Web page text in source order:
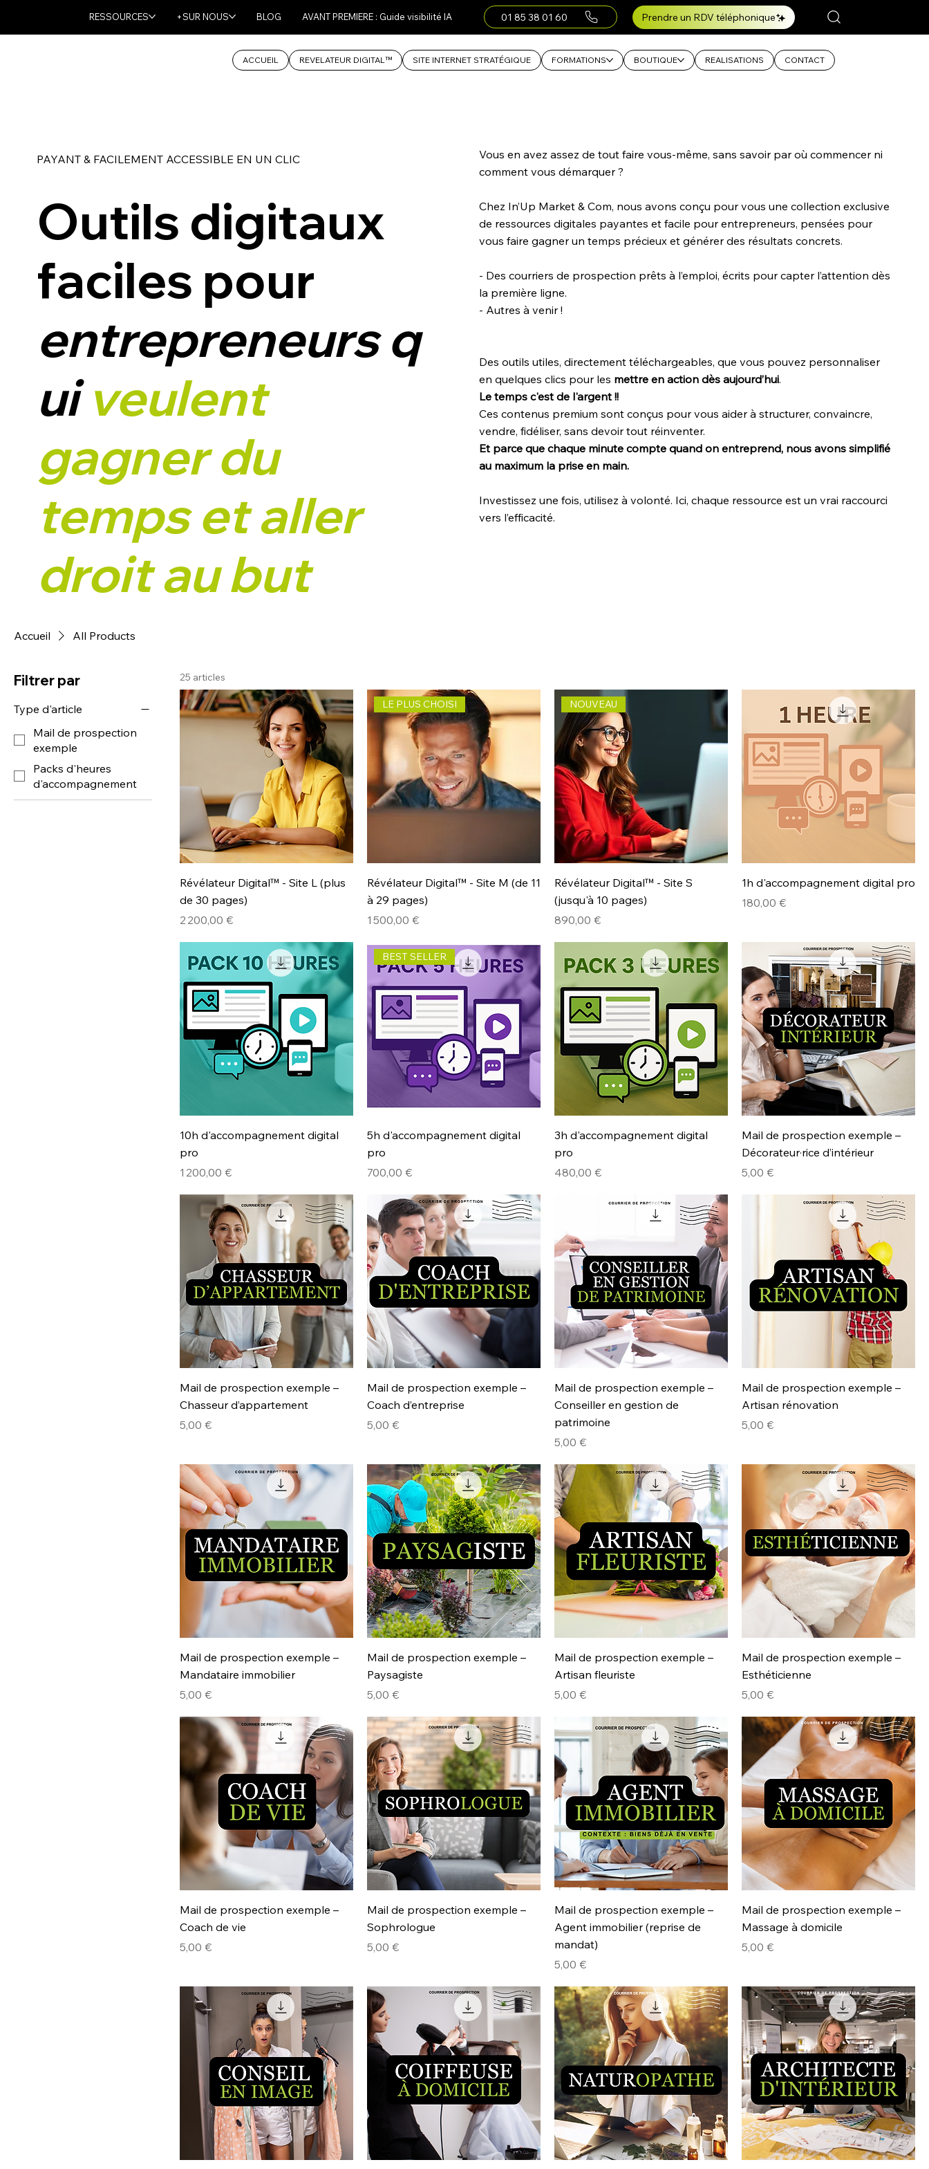
ACCUEIL REVELATEUR DIGITAL™ SITE INTERNET STRATÉGIQUE FORMATIONS BOUTIQUE REALISATIONS CONTACT
RESSOURCES +SUR NOUS BLOG AVANT PREMIERE : Guide visibilité IA 01 85 38 01 60 Prendre un RDV téléphonique
PAYANT & FACILEMENT ACCESSIBLE EN UN CLIC
Outils digitaux
faciles pour
entrepreneurs q
uiveulent
gagner du
temps et aller
droit au but
Vous en avez assez de tout faire vous-même, sans savoir par où commencer ni
comment vous démarquer ?
Chez In’Up Market & Com, nous avons conçu pour vous une collection exclusive
de ressources digitales payantes et facile pour entrepreneurs, pensées pour
vous faire gagner un temps précieux et générer des résultats concrets.
- Des courriers de prospection prêts à l’emploi, écrits pour capter l’attention dès
la première ligne.
- Autres à venir !
Des outils utiles, directement téléchargeables, que vous pouvez personnaliser
en quelques clics pour les mettre en action dès aujourd’hui.
Le temps c'est de l'argent !!
Ces contenus premium sont conçus pour vous aider à structurer, convaincre,
vendre, fidéliser, sans devoir tout réinventer.
Et parce que chaque minute compte quand on entreprend, nous avons simplifié
au maximum la prise en main.
Investissez une fois, utilisez à volonté. Ici, chaque ressource est un vrai raccourci
vers l’efficacité.
Accueil All Products
Filtrer par
Type d'article
Mail de prospection
exemple
Packs d'heures
d'accompagnement
25 articles
Révélateur Digital™ - Site L (plus
de 30 pages)
Prix
2 200,00 €
LE PLUS CHOISI
Révélateur Digital™ - Site M (de 11
à 29 pages)
Prix
1 500,00 €
NOUVEAU
Révélateur Digital™ - Site S
(jusqu'à 10 pages)
Prix
890,00 €
1h d'accompagnement digital pro
Prix
180,00 €
10h d'accompagnement digital
pro
Prix
1 200,00 €
BEST SELLER
5h d'accompagnement digital
pro
Prix
700,00 €
3h d'accompagnement digital
pro
Prix
480,00 €
Mail de prospection exemple –
Décorateur·rice d’intérieur
Prix
5,00 €
Mail de prospection exemple –
Chasseur d’appartement
Prix
5,00 €
Mail de prospection exemple –
Coach d’entreprise
Prix
5,00 €
Mail de prospection exemple –
Conseiller en gestion de
patrimoine
Prix
5,00 €
Mail de prospection exemple –
Artisan rénovation
Prix
5,00 €
Mail de prospection exemple –
Mandataire immobilier
Prix
5,00 €
Mail de prospection exemple –
Paysagiste
Prix
5,00 €
Mail de prospection exemple –
Artisan fleuriste
Prix
5,00 €
Mail de prospection exemple –
Esthéticienne
Prix
5,00 €
Mail de prospection exemple –
Coach de vie
Prix
5,00 €
Mail de prospection exemple –
Sophrologue
Prix
5,00 €
Mail de prospection exemple –
Agent immobilier (reprise de
mandat)
Prix
5,00 €
Mail de prospection exemple –
Massage à domicile
Prix
5,00 €